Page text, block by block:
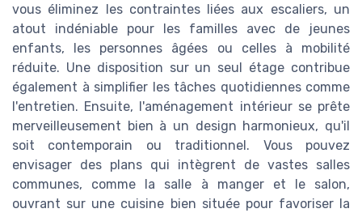
vous éliminez les contraintes liées aux escaliers, un
atout indéniable pour les familles avec de jeunes
enfants, les personnes âgées ou celles à mobilité
réduite. Une disposition sur un seul étage contribue
également à simplifier les tâches quotidiennes comme
l'entretien. Ensuite, l'aménagement intérieur se prête
merveilleusement bien à un design harmonieux, qu'il
soit contemporain ou traditionnel. Vous pouvez
envisager des plans qui intègrent de vastes salles
communes, comme la salle à manger et le salon,
ouvrant sur une cuisine bien située pour favoriser la